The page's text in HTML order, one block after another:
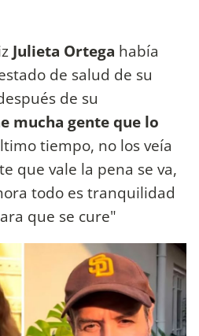
Julieta Ortega había
de salud de su
de su
mucha gente que lo
tiempo, no los veía
que vale la pena se va,
todo es tranquilidad
que se cure"